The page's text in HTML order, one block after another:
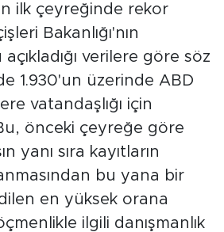
ilk çeyreğinde rekor
Bakanlığı'nın
verilere göre söz
1.930'un üzerinde ABD
vatandaşlığı için
önceki çeyreğe göre
yanı sıra kayıtların
bu yana bir
en yüksek orana
ilgili danışmanlık